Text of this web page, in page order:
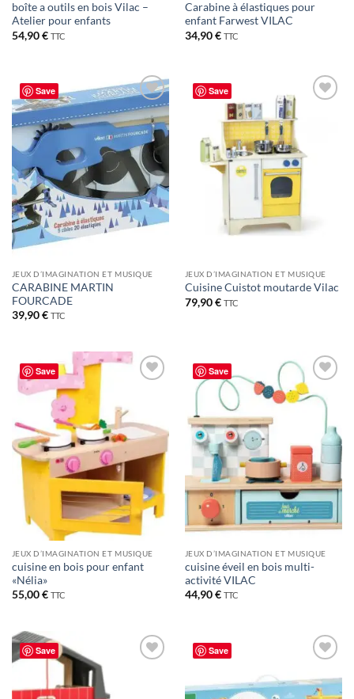
boîte a outils en bois Vilac –
Atelier pour enfants
54,90€ TTC
Carabine à élastiques pour
enfant Farwest VILAC
34,90€ TTC
Save
JEUX D’IMAGINATION ET MUSIQUE
CARABINE MARTIN
FOURCADE
39,90€ TTC
Save
JEUX D’IMAGINATION ET MUSIQUE
Cuisine Cuistot moutarde Vilac
79,90€ TTC
Save
JEUX D’IMAGINATION ET MUSIQUE
cuisine en bois pour enfant
«Nélia»
55,00€ TTC
Save
JEUX D’IMAGINATION ET MUSIQUE
cuisine éveil en bois multi-
activité VILAC
44,90€ TTC
Save Save